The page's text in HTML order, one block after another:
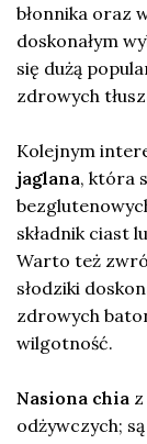
błonnika oraz
doskonałym
się dużą
zdrowych
Kolejnym
jaglana, która
składnik ciast
Warto też
słodziki
zdrowych
wilgotność.
Nasiona chia
odżywczych;